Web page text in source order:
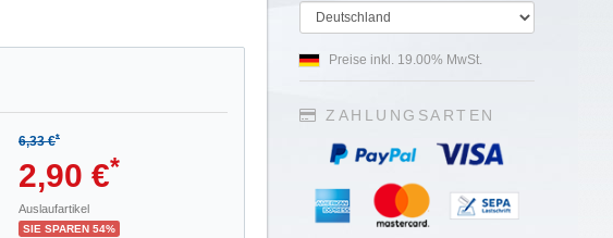
6,33 €*
2,90 €*
Auslaufartikel
SIE SPAREN 54%
Land
Preise inkl. 19.00% MwSt.
ZAHLUNGSARTEN